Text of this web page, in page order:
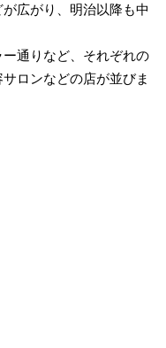
広がり、明治以降も中
通りなど、それぞれの
ロンなどの店が並びま